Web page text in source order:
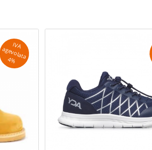
IV
A
a
g
e
v
o
la
ta
4
%